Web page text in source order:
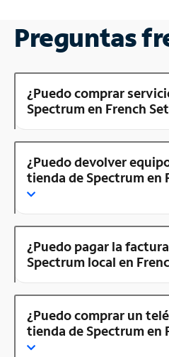
Preguntas
¿Puedo comprar
Spectrum en French
¿Puedo devolver
tienda de Spectrum en
¿Puedo pagar la
Spectrum local en
¿Puedo comprar un
tienda de Spectrum en